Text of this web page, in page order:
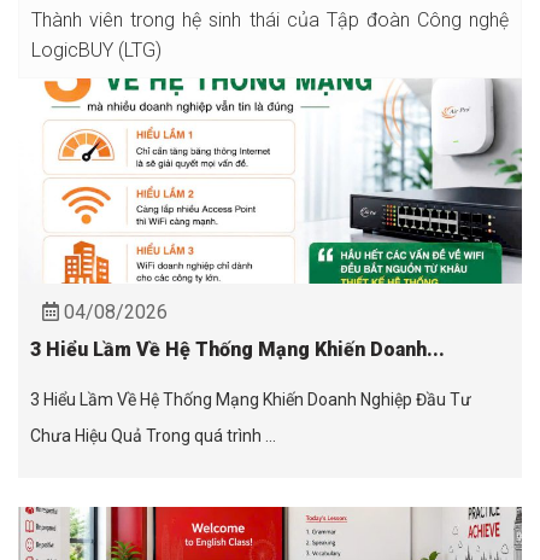
Thành viên trong hệ sinh thái của Tập đoàn Công nghệ
LogicBUY (LTG)
04/08/2026
3 Hiểu Lầm Về Hệ Thống Mạng Khiến Doanh...
3 Hiểu Lầm Về Hệ Thống Mạng Khiến Doanh Nghiệp Đầu Tư
Chưa Hiệu Quả Trong quá trình ...